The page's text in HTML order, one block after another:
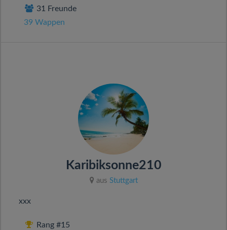
31 Freunde
39 Wappen
Karibiksonne210
aus Stuttgart
xxx
Rang #15